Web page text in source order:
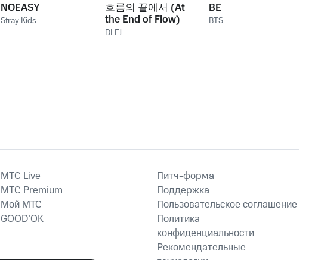
NOEASY
Stray Kids
흐름의 끝에서 (At
the End of Flow)
DLEJ
BE
BTS
MTС Live
MTС Premium
Мой МТС
GOOD’OK
Питч-форма
Поддержка
Пользовательское соглашение
Политика
конфиденциальности
Рекомендательные